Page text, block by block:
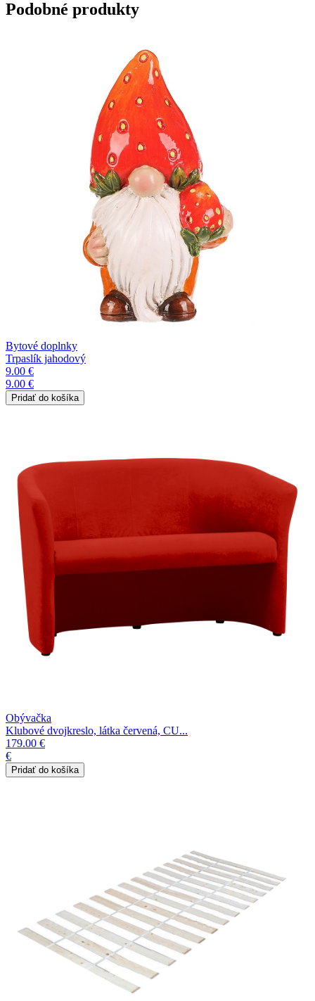
Podobné produkty
Bytové doplnky
Trpaslík jahodový
9.00 €
9.00 €
Obývačka
Klubové dvojkreslo, látka červená, CU...
179.00 €
€